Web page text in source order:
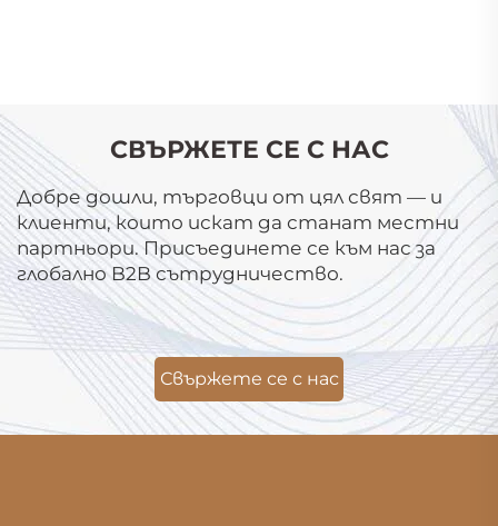
СВЪРЖЕТЕ СЕ С НАС
Добре дошли, търговци от цял свят — и
клиенти, които искат да станат местни
партньори. Присъединете се към нас за
глобално B2B сътрудничество.
Свържете се с нас